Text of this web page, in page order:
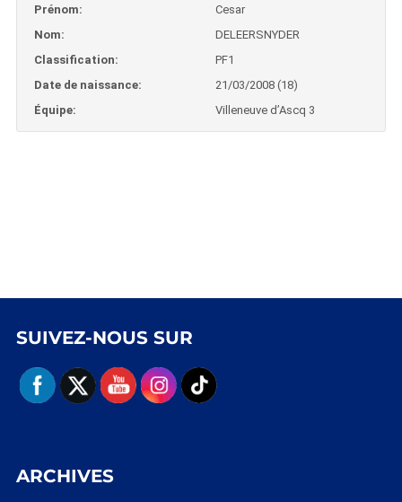
Prénom:
Cesar
Nom:
DELEERSNYDER
Classification:
PF1
Date de naissance:
21/03/2008 (18)
Équipe:
Villeneuve d’Ascq 3
SUIVEZ-NOUS SUR
ARCHIVES